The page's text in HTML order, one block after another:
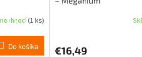
ihneď(1 ks)
Do košíka €16,49